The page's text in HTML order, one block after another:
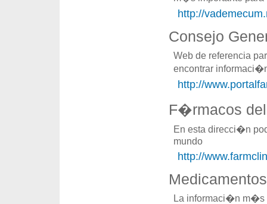
http://
Consejo
Web de referencia
encontrar
http://
F�rmacos
En esta direcci�n
mundo
http://
La informaci�n m�s